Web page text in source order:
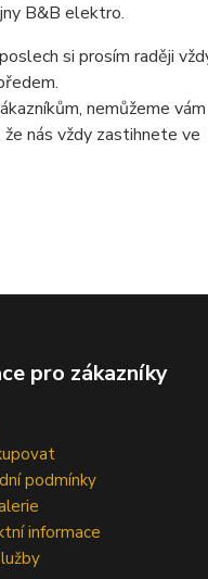
B&B elektro.
si prosím raději
nemůžeme vám
nás vždy zastihnete ve
pro zákazníky
podmínky
informace